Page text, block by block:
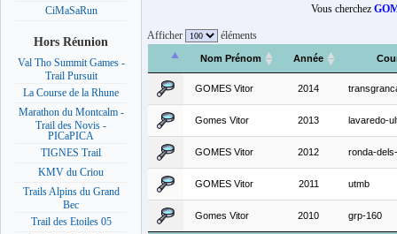
CiMaSaRun
Hors Réunion
Val Tho Summit Games -
Trail Pursuit
La Course de la Rhune
Marathon du Montcalm -
Trail des Novis -
PICaPICA
TIGNES Trail
KMV du Criou
Trails Alpins du Grand
Bec
Trail des Etoiles 05
Vous cherchez
Afficher éléments
Nom Prénom Année
GOMES Vitor 2014
Gomes Vitor 2013 lavaredo-
GOMES Vitor 2012 ronda-
GOMES Vitor 2011 utmb
Gomes Vitor 2010 grp-160